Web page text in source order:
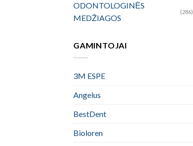
ODONTOLOGINĖS
MEDŽIAGOS
(286)
GAMINTOJAI
3M ESPE
Angelus
BestDent
Bioloren